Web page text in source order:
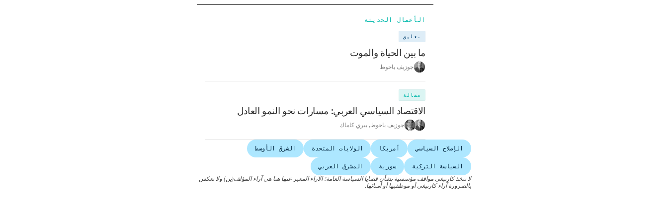
الأعمال الحديثة
تعليق
ما بين الحياة والموت
جوزيف باحوط
مقالة
الاقتصاد السياسي العربي: مسارات نحو النمو العادل
جوزيف باحوط, بيري كاماك
الإصلاح السياسي أمريكا الولايات المتحدة الشرق الأوسط
السياسة التركية سورية
المشرق العربي
لا تتخذ كارنيغي مواقف مؤسسية بشأن قضايا السياسة العامة؛ الآراء المعبر عنها هنا هي آراء المؤلف(ين) ولا تعكس
بالضرورة آراء كارنيغي أو موظفيها أو أمنائها.